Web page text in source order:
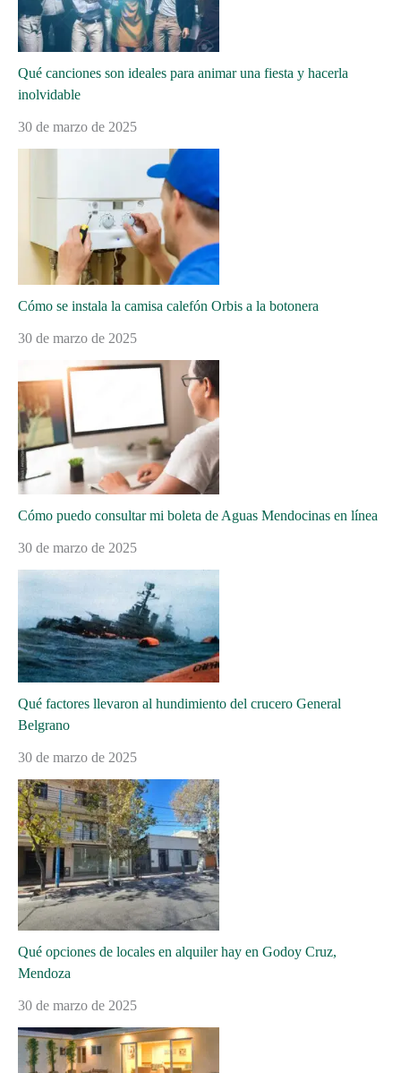
Qué canciones son ideales para animar una fiesta y hacerla
inolvidable
30 de marzo de 2025
Cómo se instala la camisa calefón Orbis a la botonera
30 de marzo de 2025
Cómo puedo consultar mi boleta de Aguas Mendocinas en línea
30 de marzo de 2025
Qué factores llevaron al hundimiento del crucero General
Belgrano
30 de marzo de 2025
Qué opciones de locales en alquiler hay en Godoy Cruz,
Mendoza
30 de marzo de 2025